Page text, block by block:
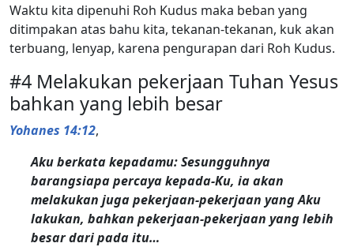
Waktu kita dipenuhi Roh Kudus maka beban yang
ditimpakan atas bahu kita, tekanan-tekanan, kuk akan
terbuang, lenyap, karena pengurapan dari Roh Kudus.
#4 Melakukan pekerjaan Tuhan Yesus
bahkan yang lebih besar
Yohanes 14:12,
Aku berkata kepadamu: Sesungguhnya
barangsiapa percaya kepada-Ku, ia akan
melakukan juga pekerjaan-pekerjaan yang Aku
lakukan, bahkan pekerjaan-pekerjaan yang lebih
besar dari pada itu…